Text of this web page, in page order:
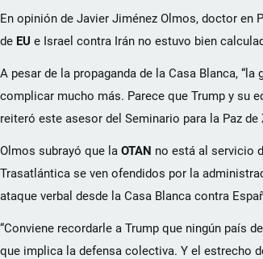
En opinión de Javier Jiménez Olmos, doctor en
de EU e Israel contra Irán no estuvo bien
A pesar de la propaganda de la Casa Blanca,
complicar mucho más. Parece que Trump y su
reiteró este asesor del Seminario para la Paz de
Olmos subrayó que la OTAN no está al servicio
Trasatlántica se ven ofendidos por la
ataque verbal desde la Casa Blanca contra
“Conviene recordarle a Trump que ningún país
que implica la defensa colectiva. Y el estrecho